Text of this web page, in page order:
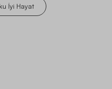
İyi Hayat